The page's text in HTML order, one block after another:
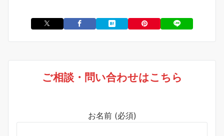
ご相談・問い合わせはこちら
お名前 (必須)